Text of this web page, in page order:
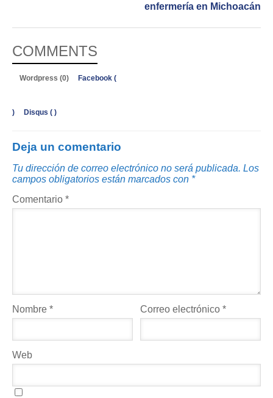
enfermería en Michoacán
COMMENTS
Wordpress (0) Facebook (
) Disqus ( )
Deja un comentario
Tu dirección de correo electrónico no será publicada. Los
campos obligatorios están marcados con *
Comentario *
Nombre * Correo electrónico*
Web